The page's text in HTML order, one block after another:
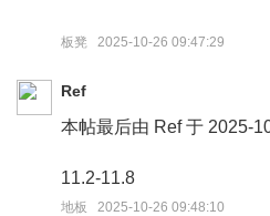
板凳 2025-10-26 09:47:29
Ref
本帖最后由 Ref 于 2025-
11.2-11.8
地板 2025-10-26 09:48:10